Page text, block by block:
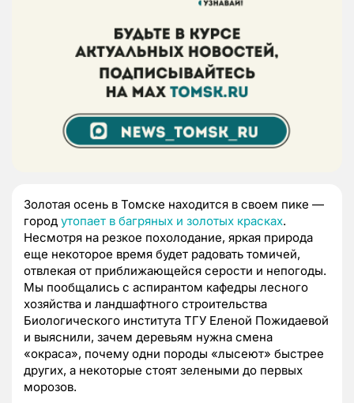
Золотая осень в Томске находится в своем пике —
город утопает в багряных и золотых красках.
Несмотря на резкое похолодание, яркая природа
еще некоторое время будет радовать томичей,
отвлекая от приближающейся серости и непогоды.
Мы пообщались с аспирантом кафедры лесного
хозяйства и ландшафтного строительства
Биологического института ТГУ Еленой Пожидаевой
и выяснили, зачем деревьям нужна смена
«окраса», почему одни породы «лысеют» быстрее
других, а некоторые стоят зелеными до первых
морозов.